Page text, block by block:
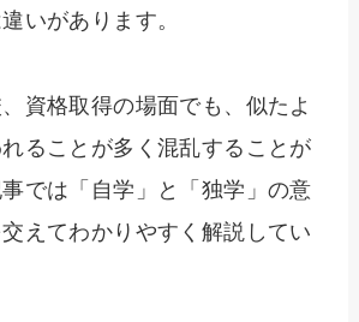
いがあります。
資格取得の場面でも、似たよ
ることが多く混乱することが
では「自学」と「独学」の意
えてわかりやすく解説してい